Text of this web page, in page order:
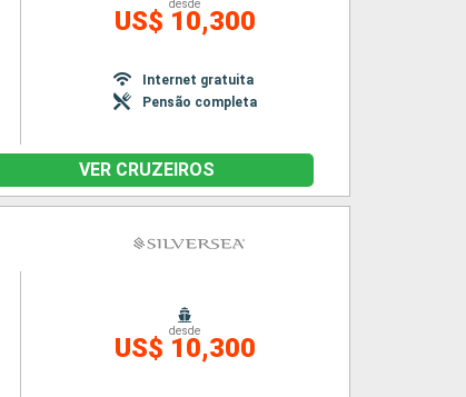
desde
US$ 10,300
Internet gratuita
Pensão completa
VER CRUZEIROS
desde
US$ 10,300